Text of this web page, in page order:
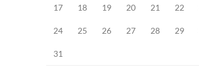
17 18 19 20 21 22
24 25 26 27 28 29
31